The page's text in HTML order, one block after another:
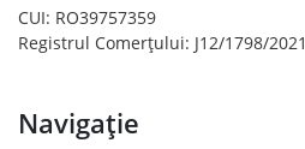
CUI: RO39757359
Registrul Comerțului: J12/1798/2021
Navigație